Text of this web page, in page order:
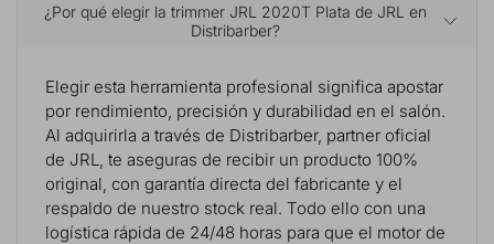
¿Por qué elegir la trimmer JRL 2020T Plata de JRL en
Distribarber?
Elegir esta herramienta profesional significa apostar
por rendimiento, precisión y durabilidad en el salón.
Al adquirirla a través de Distribarber, partner oficial
de JRL, te aseguras de recibir un producto 100%
original, con garantía directa del fabricante y el
respaldo de nuestro stock real. Todo ello con una
logística rápida de 24/48 horas para que el motor de